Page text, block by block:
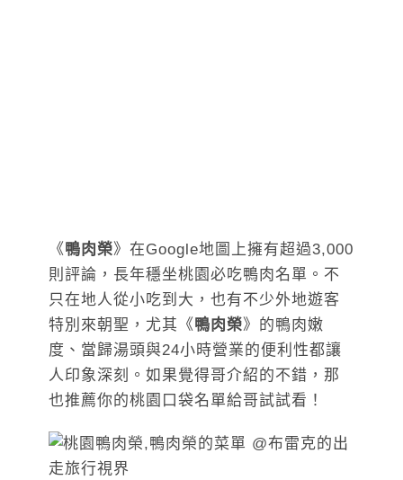
《鴨肉榮》在Google地圖上擁有超過3,000
則評論，長年穩坐桃園必吃鴨肉名單。不
只在地人從小吃到大，也有不少外地遊客
特別來朝聖，尤其《鴨肉榮》的鴨肉嫩
度、當歸湯頭與24小時營業的便利性都讓
人印象深刻。如果覺得哥介紹的不錯，那
也推薦你的桃園口袋名單給哥試試看！